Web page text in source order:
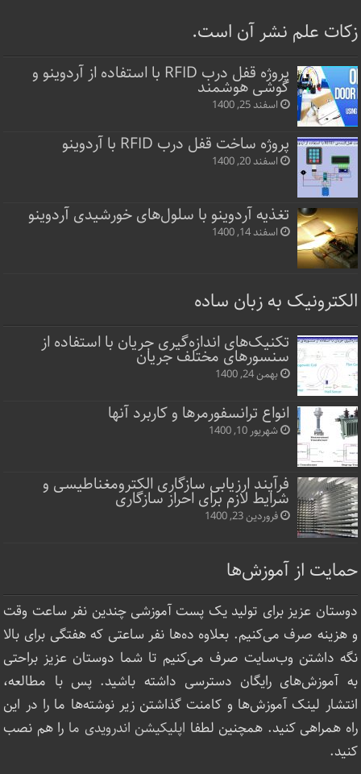
زکات علم نشر آن است.
پروژه قفل‌ درب RFID با استفاده از آردوینو و
گوشی هوشمند
اسفند 25, 1400
پروژه ساخت قفل‌ درب RFID با آردوینو
اسفند 20, 1400
تغذیه آردوینو با سلول‌های خورشیدی آردوینو
اسفند 14, 1400
الکترونیک به زبان ساده
تکنیک‌های اندازه‌گیری جریان با استفاده از
سنسورهای مختلف جریان
بهمن 24, 1400
انواع ترانسفورمرها و کاربرد آنها
شهریور 10, 1400
فرآیند ارزیابی سازگاری الکترومغناطیسی و
شرایط لازم برای احراز سازگاری
فروردین 23, 1400
حمایت از آموزش‌ها
دوستان عزیز برای تولید یک پست آموزشی چندین نفر ساعت‌ وقت
و هزینه صرف می‌کنیم. بعلاوه ده‌ها نفر ساعتی که هفتگی برای بالا
نگه داشتن وب‌سایت صرف ‌می‌کنیم تا شما دوستان عزیز براحتی
به آموزش‌های رایگان دسترسی داشته باشید. پس با مطالعه،
انتشار لینک‌ آموزش‌ها و کامنت گذاشتن زیر نوشته‌‌ها ما را در این
راه همراهی کنید. همچنین لطفا اپلیکیشن اندرویدی ما را هم نصب
کنید.